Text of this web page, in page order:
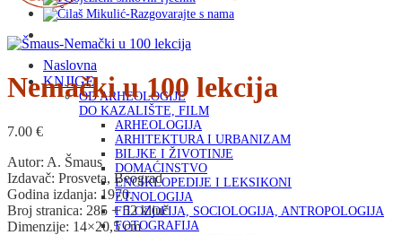
Naslovna
KNJIGE
OD ARHEOLOGIJE
DO KAZALIŠTE, FILM
ARHEOLOGIJA
ARHITEKTURA I URBANIZAM
BILJKE I ŽIVOTINJE
DOMAĆINSTVO
ENCIKLOPEDIJE I LEKSIKONI
ETNOLOGIJA
FILOZOFIJA, SOCIOLOGIJA, ANTROPOLOGIJA
FOTOGRAFIJA
Nemački u 100 lekcija
7.00 €
Autor: A. Šmaus
Izdavač: Prosveta, Beograd
Godina izdanja: 1970.
Broj stranica: 285 + 52 ključ
Dimenzije: 14×20,5 cm